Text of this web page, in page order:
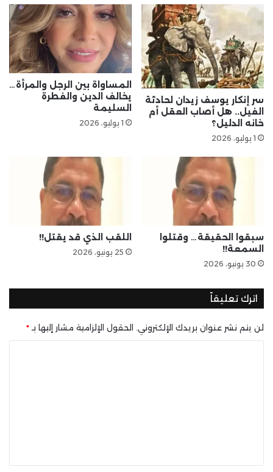
سر إنكار يوسف زيدان لحادثة
الفيل.. هل أصاب العقل أم
خانه الدليل؟
1 يوليو، 2026
المساواة بين الرجل والمرأة…
يخالف الدين والفطرة
السليمة
1 يوليو، 2026
سبقوا الحقيقة… وقتلوا
السمعة!!
30 يونيو، 2026
اللقب الذي قد يقتل!!
25 يونيو، 2026
اترك تعليقاً
لن يتم نشر عنوان بريدك الإلكتروني. الحقول الإلزامية مشار إليها بـ*